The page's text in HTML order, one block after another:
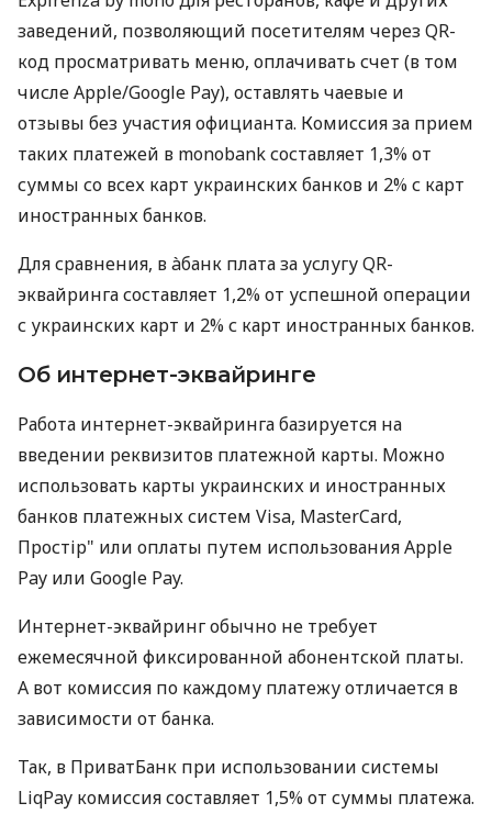
заведений, позволяющий посетителям через QR-
код просматривать меню, оплачивать счет (в том
числе Apple/Google Pay), оставлять чаевые и
отзывы без участия официанта. Комиссия за прием
таких платежей в monobank составляет 1,3% от
суммы со всех карт украинских банков и 2% с карт
иностранных банков.
Для сравнения, в àбанк плата за услугу QR-
эквайринга составляет 1,2% от успешной операции
с украинских карт и 2% с карт иностранных банков.
Об интернет-эквайринге
Работа интернет-эквайринга базируется на
введении реквизитов платежной карты. Можно
использовать карты украинских и иностранных
банков платежных систем Visa, MasterCard,
Простір" или оплаты путем использования Apple
Pay или Google Pay.
Интернет-эквайринг обычно не требует
ежемесячной фиксированной абонентской платы.
А вот комиссия по каждому платежу отличается в
зависимости от банка.
Так, в ПриватБанк при использовании системы
LiqPay комиссия составляет 1,5% от суммы платежа.